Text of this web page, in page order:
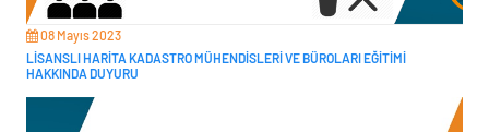
08 Mayıs 2023
LİSANSLI HARİTA KADASTRO MÜHENDİSLERİ VE BÜROLARI EĞİTİMİ
HAKKINDA DUYURU